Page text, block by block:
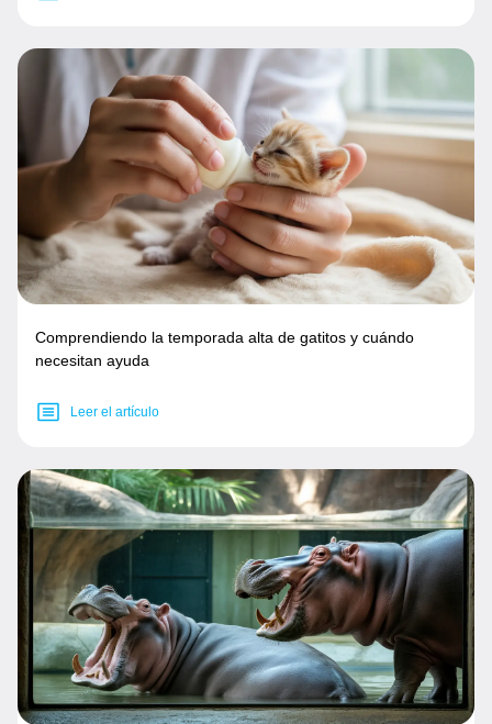
Comprendiendo la temporada alta de gatitos y cuándo
necesitan ayuda
Leer el artículo